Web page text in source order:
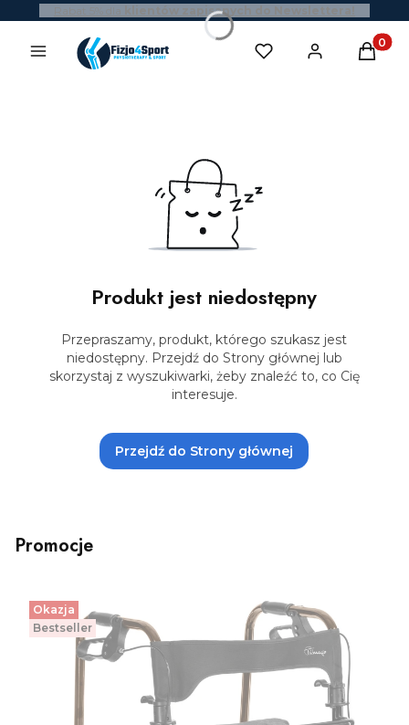
klientów zapisanych do Newslettera!
Produkt jest niedostępny
Przepraszamy, produkt, którego szukasz jest
niedostępny. Przejdź do Strony głównej lub
skorzystaj z wyszukiwarki, żeby znaleźć to, co Cię
interesuje.
Przejdź do Strony głównej
Promocje
Okazja
Bestseller